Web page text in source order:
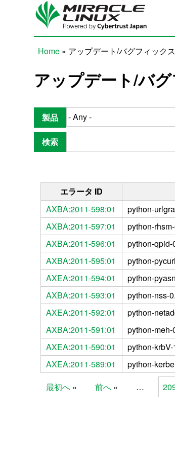
Skip to main content
Home » アップデート/バグフィック
アップデート/バ
製品
検索
エラータ ID
AXBA:2011-598:01
python-
AXBA:2011-597:01
python-
AXBA:2011-596:01
python-
AXBA:2011-595:01
python-
AXEA:2011-594:01
python-
AXBA:2011-593:01
python-nss-
AXEA:2011-592:01
python-
AXBA:2011-591:01
python-
AXEA:2011-590:01
python-
AXEA:2011-589:01
python-
最初へ 前へ …